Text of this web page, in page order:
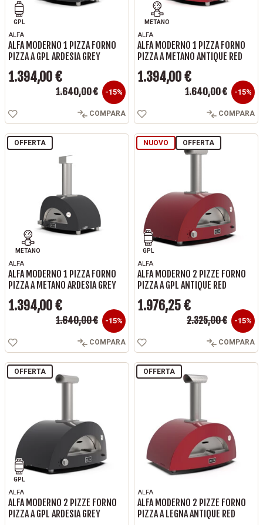
GPL
ALFA
ALFA MODERNO 1 PIZZA FORNO
PIZZA A GPL ARDESIA GREY
1.394,00 €
Prezzo base
1.640,00 € -15%
COMPARA
METANO
ALFA
ALFA MODERNO 1 PIZZA FORNO
PIZZA A METANO ANTIQUE RED
1.394,00 €
Prezzo base
1.640,00 € -15%
COMPARA
METANO
OFFERTA
ALFA
ALFA MODERNO 1 PIZZA FORNO
PIZZA A METANO ARDESIA GREY
1.394,00 €
Prezzo base
1.640,00 € -15%
COMPARA
GPL
NUOVO OFFERTA
ALFA
ALFA MODERNO 2 PIZZE FORNO
PIZZA A GPL ANTIQUE RED
1.976,25 €
Prezzo base
2.325,00 € -15%
COMPARA
GPL
OFFERTA
ALFA
ALFA MODERNO 2 PIZZE FORNO
PIZZA A GPL ARDESIA GREY
OFFERTA
ALFA
ALFA MODERNO 2 PIZZE FORNO
PIZZA A LEGNA ANTIQUE RED